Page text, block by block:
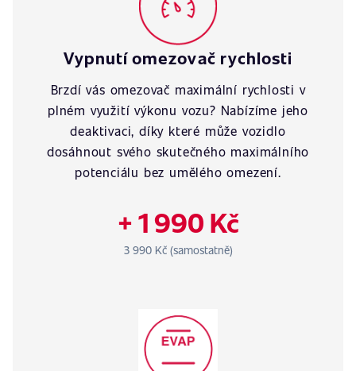
Vypnutí omezovač rychlosti
Brzdí vás omezovač maximální rychlosti v
plném využití výkonu vozu? Nabízíme jeho
deaktivaci, díky které může vozidlo
dosáhnout svého skutečného maximálního
potenciálu bez umělého omezení.
+ 1 990 Kč
3 990 Kč (samostatně)